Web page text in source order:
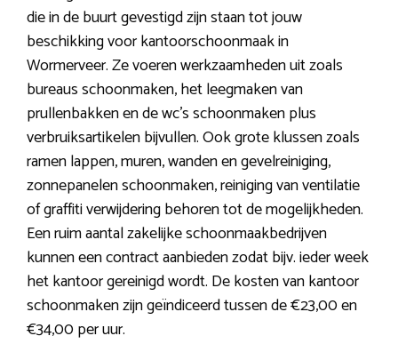
die in de buurt gevestigd zijn staan tot jouw
beschikking voor kantoorschoonmaak in
Wormerveer. Ze voeren werkzaamheden uit zoals
bureaus schoonmaken, het leegmaken van
prullenbakken en de wc’s schoonmaken plus
verbruiksartikelen bijvullen. Ook grote klussen zoals
ramen lappen, muren, wanden en gevelreiniging,
zonnepanelen schoonmaken, reiniging van ventilatie
of graffiti verwijdering behoren tot de mogelijkheden.
Een ruim aantal zakelijke schoonmaakbedrijven
kunnen een contract aanbieden zodat bijv. ieder week
het kantoor gereinigd wordt. De kosten van kantoor
schoonmaken zijn geïndiceerd tussen de €23,00 en
€34,00 per uur.